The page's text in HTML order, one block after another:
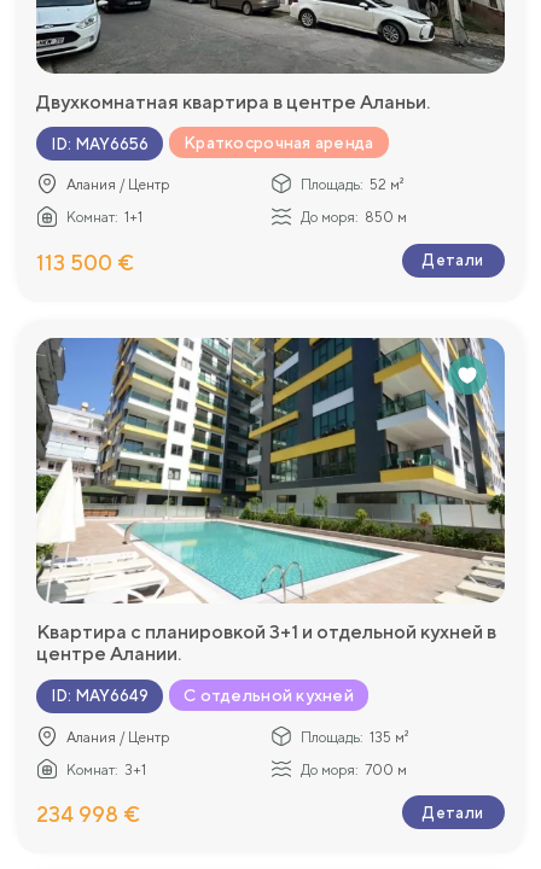
Двухкомнатная квартира в центре Аланьи.
ID: MAY6656 Краткосрочная аренда
Алания / Центр Площадь: 52 м²
Комнат: 1+1 До моря: 850 м
113 500 € Детали
Квартира с планировкой 3+1 и отдельной кухней в
центре Алании.
ID: MAY6649 С отдельной кухней
Алания / Центр Площадь: 135 м²
Комнат: 3+1 До моря: 700 м
234 998 € Детали